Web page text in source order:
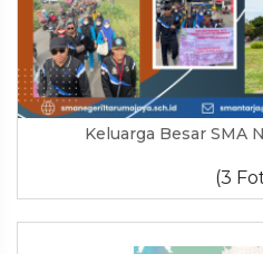
Keluarga Besar SMA
(3